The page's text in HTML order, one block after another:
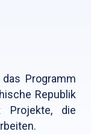
Programm
Republik
die